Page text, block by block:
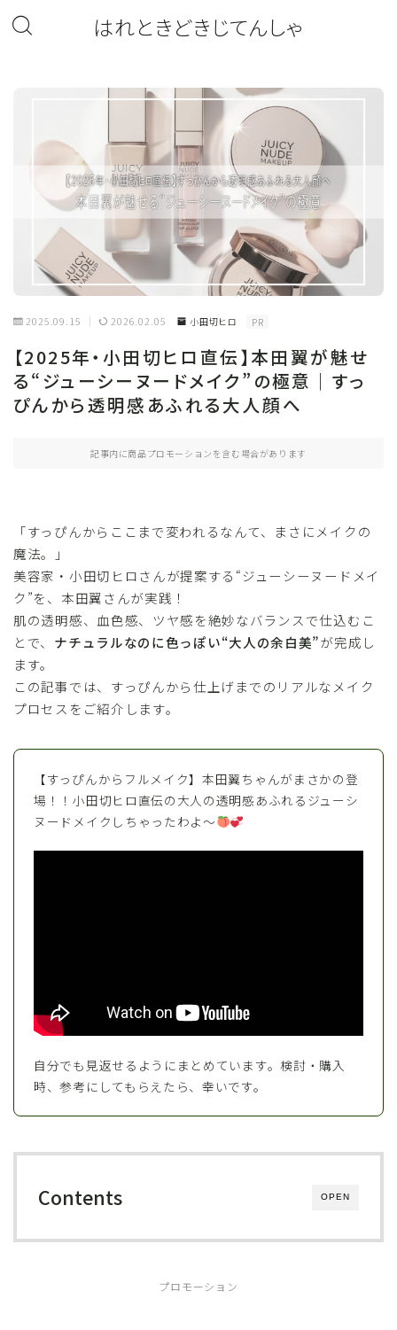
はれときどきじてんしゃ
2025.09.15 2026.02.05 小田切ヒロ PR
【2025年・小田切ヒロ直伝】本田翼が魅せ
る“ジューシーヌードメイク”の極意｜すっ
ぴんから透明感あふれる大人顔へ
記事内に商品プロモーションを含む場合があります
「すっぴんからここまで変われるなんて、まさにメイクの
魔法。」
美容家・小田切ヒロさんが提案する“ジューシーヌードメイ
ク”を、本田翼さんが実践！
肌の透明感、血色感、ツヤ感を絶妙なバランスで仕込むこ
とで、 ナチュラルなのに色っぽい“大人の余白美”が完成し
ます。
この記事では、すっぴんから仕上げまでのリアルなメイク
プロセスをご紹介します。
【すっぴんからフルメイク】本田翼ちゃんがまさかの登
場！！小田切ヒロ直伝の大人の透明感あふれるジューシ
ヌードメイクしちゃったわよ〜
自分でも見返せるようにまとめています。検討・購入
時、参考にしてもらえたら、幸いです。
OPEN
Contents
プロモーション